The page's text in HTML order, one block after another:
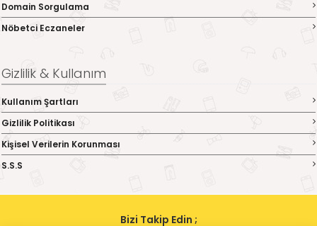
Domain Sorgulama
Nöbetci Eczaneler
Gizlilik & Kullanım
Kullanım Şartları
Gizlilik Politikası
Kişisel Verilerin Korunması
S.S.S
Bizi Takip Edin ;